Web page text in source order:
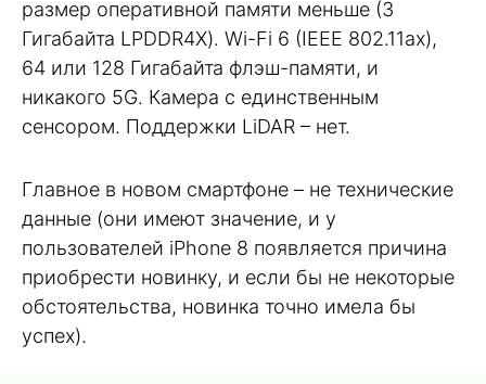
размер оперативной памяти меньше (3
Гигабайта LPDDR4X). Wi-Fi 6 (IEEE 802.11ax),
64 или 128 Гигабайта флэш-памяти, и
никакого 5G. Камера с единственным
сенсором. Поддержки LiDAR – нет.
Главное в новом смартфоне – не технические
данные (они имеют значение, и у
пользователей iPhone 8 появляется причина
приобрести новинку, и если бы не некоторые
обстоятельства, новинка точно имела бы
успех).